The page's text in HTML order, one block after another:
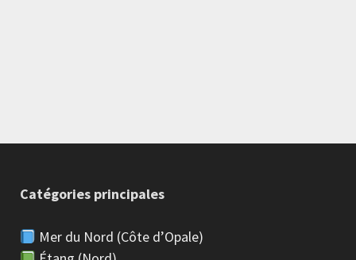
Catégories principales
Mer du Nord (Côte d’Opale)